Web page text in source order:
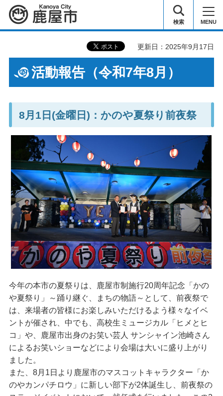
鹿屋市 検索 MENU
更新日：2025年9月17日
活動報告（令和7年8月）
8月1日(金曜日)：かのや夏祭り前夜祭
今年の本市の夏祭りは、鹿屋市制施行20周年記念「かの
や夏祭り」～踊り継ぐ、まちの物語～として、前夜祭で
は、来場者の皆様にお楽しみいただけるよう様々なイベ
ントが催され、中でも、高校生ミュージカル「ヒメとヒ
コ」や、鹿屋市出身のお笑い芸人 サンシャイン池崎さん
によるお笑いショーなどにより会場は大いに盛り上がり
ました。
また、8月1日より鹿屋市のマスコットキャラクター「か
のやカンパチロウ」に新しい部下が2体誕生し、前夜祭の